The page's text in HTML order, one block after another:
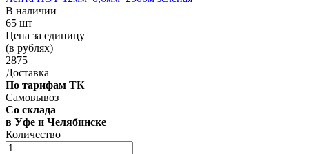
В наличии
65 шт
Цена за единицу
(в рублях)
2875
Доставка
По тарифам ТК
Самовывоз
Со склада
в Уфе и Челябинске
Количество